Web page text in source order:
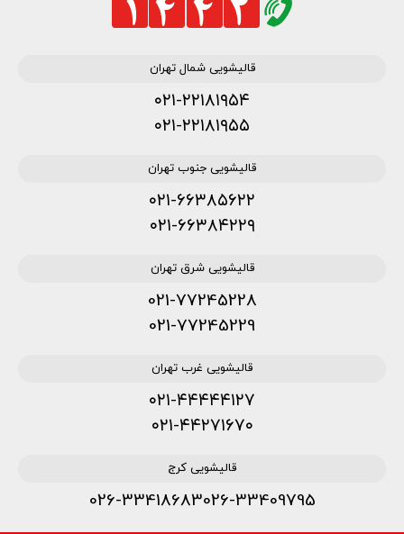
قالیشویی شمال تهران
۰۲۱-۲۲۱۸۱۹۵۴
۰۲۱-۲۲۱۸۱۹۵۵
قالیشویی جنوب تهران
۰۲۱-۶۶۳۸۵۶۲۲
۰۲۱-۶۶۳۸۴۲۲۹
قالیشویی شرق تهران
021-77245228
021-77245229
قالیشویی غرب تهران
۰۲۱-۴۴۴۴۴۱۲۷
۰۲۱-۴۴۲۷۱۶۷۰
قالیشویی کرج
026-33409795
026-33418683